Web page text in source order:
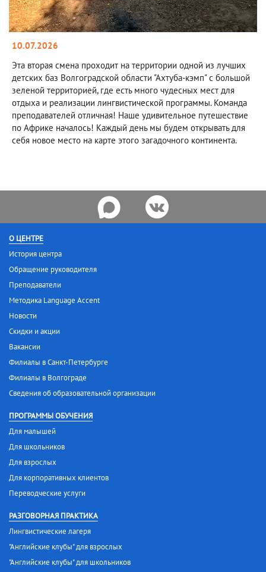
10.07.2026
Эта вторая смена проходит на территории одной из лучших
детских баз Волгоградской области "Ахтуба-кэмп" с большой
зеленой территорией, где есть много чудесных мест для
отдыха и реализации лингвистической программы. Команда
преподавателей отличная! Наше удивительное путешествие
по Африке началось! Каждый день мы будем открывать для
себя новое место на карте этого загадочного континента.
О ЦЕНТРЕ
История центра
Обращение руководителя
Преподаватели
Методика Language Accent
Новости
Скидки и акции
Вакансии
Филиалы в Санкт-Петербурге
Филиалы в Волгограде
Сведения об образовательной организации
ПРОГРАММЫ ОБУЧЕНИЯ
Для малышей
Для школьников
Для взрослых
Для корпоративных клиентов
Переводческие услуги
РАЗГОВОРНАЯ ПРАКТИКА
Лингвистические лагеря
"Английские клубы" для взрослых
"Английские клубы" для школьников